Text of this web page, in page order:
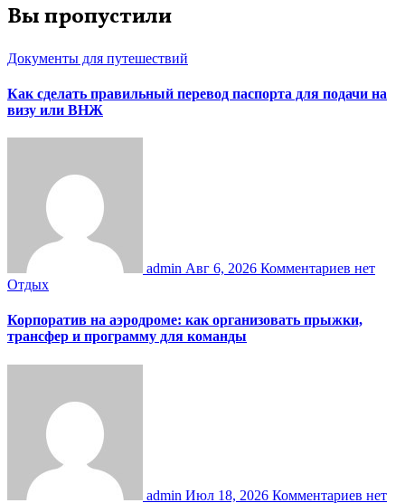
Вы пропустили
Документы для путешествий
Как сделать правильный перевод паспорта для подачи на
визу или ВНЖ
admin Авг 6, 2026 Комментариев нет
Отдых
Корпоратив на аэродроме: как организовать прыжки,
трансфер и программу для команды
admin Июл 18, 2026 Комментариев нет